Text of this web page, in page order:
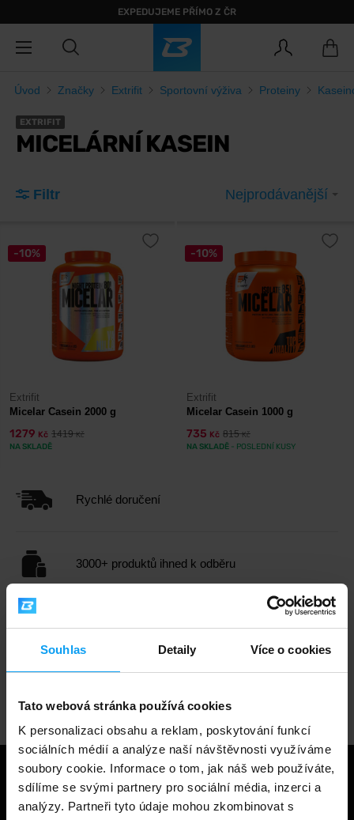
Souhlas Detaily Více o cookies
Tato webová stránka používá cookies
K personalizaci obsahu a reklam, poskytování funkcí
sociálních médií a analýze naší návštěvnosti využíváme
soubory cookie. Informace o tom, jak náš web používáte,
sdílíme se svými partnery pro sociální média, inzerci a
analýzy. Partneři tyto údaje mohou zkombinovat s
EXPEDUJEME PŘÍMO Z ČR
Úvod Značky Extrifit Sportovní výživa Proteiny
EXTRIFIT
MICELÁRNÍ KASEIN
Filtr Nejprodávanější
-10%
Extrifit
Micelar Casein 2000 g
1279 Kč 1419Kč
NA SKLADĚ
-10%
Extrifit
Micelar Casein 1000 g
735 Kč 815Kč
NA SKLADĚ - POSLEDNÍ KUSY
Rychlé doručení
3000+ produktů ihned k odběru
1.000.000+ objednávek
Užitečné informace